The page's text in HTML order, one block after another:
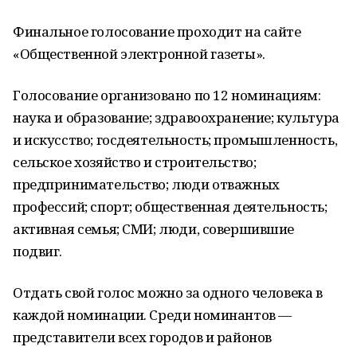
Финальное голосование проходит на сайте
«Общественной электронной газеты».
Голосование организовано по 12 номинациям:
наука и образование; здравоохранение; культура
и искусство; госдеятельность; промышленность,
сельское хозяйство и строительство;
предпринимательство; люди отважных
профессий; спорт; общественная деятельность;
активная семья; СМИ; люди, совершившие
подвиг.
Отдать свой голос можно за одного человека в
каждой номинации. Среди номинантов —
представители всех городов и районов